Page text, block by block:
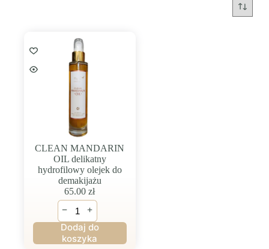
CLEAN MANDARIN
OIL delikatny
hydrofilowy olejek do
demakijażu
65.00zł
ilość
CLEAN
MANDARIN
OIL
delikatny
− +
Dodaj do
koszyka